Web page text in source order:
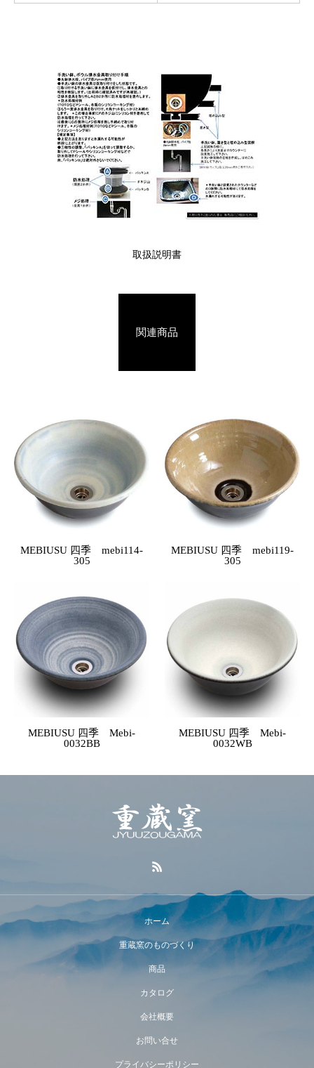
取扱説明書
関連商品
MEBIUSU 四季 mebi114-
305
MEBIUSU 四季 mebi119-
305
MEBIUSU 四季 Mebi-
0032BB
MEBIUSU 四季 Mebi-
0032WB
ホーム
重蔵窯のものづくり
商品
カタログ
会社概要
お問い合せ
プライバシーポリシー